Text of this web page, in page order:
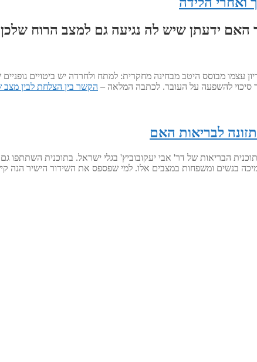
ידעתן שיש לה נגיעה גם למצב הרוח שלכן
עצמו מבוסס היטב מבחינה מחקרית: למתח ולחרדה יש ביטויים
סיכוי להשפעה על העובר. לכתבה המלאה – הקשר בין הצלחת לבין מצב
לבריאות האם
בנשים ומשפחות במצבים אלו. למי שפספס את השידור הישיר הנה